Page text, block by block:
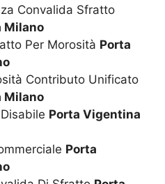
Convalida Sfratto
Milano
Per Morosità Porta
Contributo Unificato
Milano
Porta Vigentina
Porta